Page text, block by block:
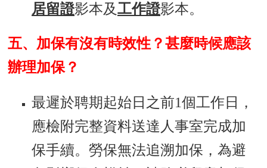
居留證影本及工作證影本。
五、加保有沒有時效性？甚麼時候應該
辦理加保？
最遲於聘期起始日之前1個工作日，
應檢附完整資料送達人事室完成加
保手續。勞保無法追溯加保，為避